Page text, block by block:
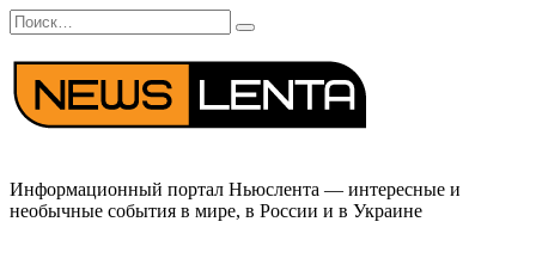
Перейти
к
содержанию
Search
for:
Информационный портал Ньюслента — интересные и
необычные события в мире, в России и в Украине